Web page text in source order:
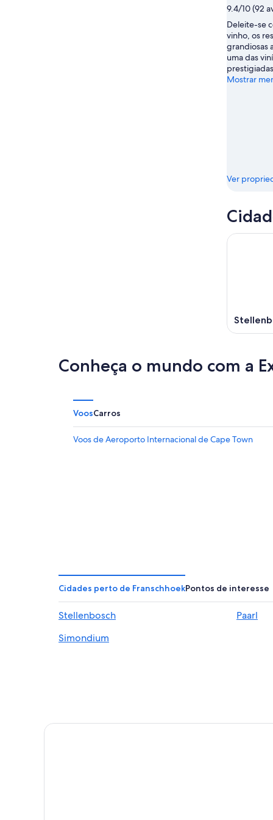
ago.
-
9
de
ago.
9.4/10 (92
Deleite-se
vinho, os
grandiosas
uma das
Mostrar
Ver
Conheça o mundo com a
VoosCarros
Voos de Aeroporto Internacional de Cape Town
Cidades perto de FranschhoekPontos de interesse
Stellenbosch Paarl
Simondium